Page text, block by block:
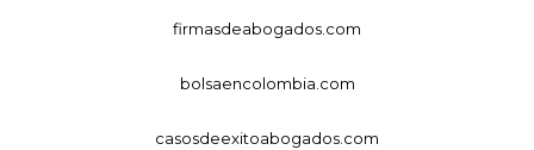
firmasdeabogados.com
bolsaencolombia.com
casosdeexitoabogados.com